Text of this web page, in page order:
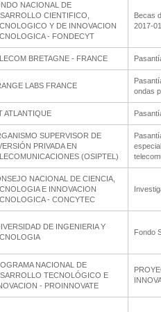
NACIONAL DE
CIENTIFICO,
Y DE INNOVACION
- FONDECYT
Becas
2017-01
BRETAGNE - FRANCE
LABS FRANCE
ondas
ATLANTIQUE
SUPERVISOR DE
PRIVADA EN
(OSIPTEL)
NACIONAL DE CIENCIA,
E INNOVACION
- CONCYTEC
DE INGENIERIA Y
Fondo
NACIONAL DE
TECNOLÓGICO E
- PROINNOVATE